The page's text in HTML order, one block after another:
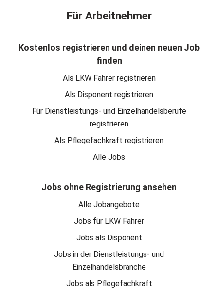
Für Arbeitnehmer
Kostenlos registrieren und deinen neuen Job
finden
Als LKW Fahrer registrieren
Als Disponent registrieren
Für Dienstleistungs- und Einzelhandelsberufe
registrieren
Als Pflegefachkraft registrieren
Alle Jobs
Jobs ohne Registrierung ansehen
Alle Jobangebote
Jobs für LKW Fahrer
Jobs als Disponent
Jobs in der Dienstleistungs- und
Einzelhandelsbranche
Jobs als Pflegefachkraft